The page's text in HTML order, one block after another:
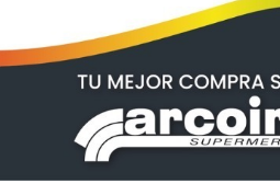
para Arroyo”
ARROYO